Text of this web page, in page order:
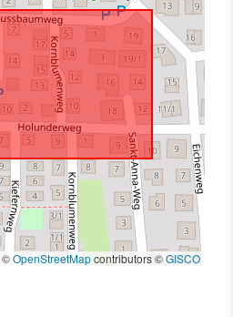
©OpenStreetMapcontributors ©GISCO